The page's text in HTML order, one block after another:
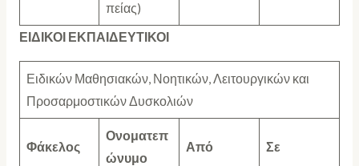
πείας)
ΕΙΔΙΚΟΙ ΕΚΠΑΙΔΕΥΤΙΚΟΙ
Ειδικών Μαθησιακών, Νοητικών, Λειτουργικών και
Προσαρμοστικών Δυσκολιών
Φάκελος
Ονοματεπ
ώνυμο
Από Σε